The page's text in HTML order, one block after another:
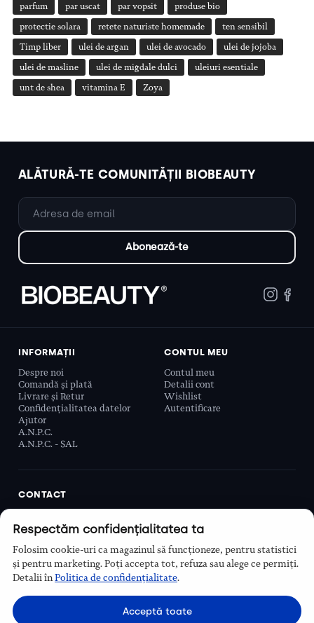
parfum par uscat par vopsit produse bio
protectie solara retete naturiste homemade ten sensibil
Timp liber ulei de argan ulei de avocado ulei de jojoba
ulei de masline ulei de migdale dulci uleiuri esentiale
unt de shea vitamina E Zoya
ALĂTURĂ-TE COMUNITĂȚII BIOBEAUTY
INFORMAȚII
Despre noi
Comandă și plată
Livrare și Retur
Confidențialitatea datelor
Ajutor
A.N.P.C.
A.N.P.C. - SAL
CONTUL MEU
Contul meu
Detalii cont
Wishlist
Autentificare
CONTACT
Sector 6, București, România
Program
Luni–Vineri, 9:00 – 16:00
Respectăm confidențialitatea ta
Folosim cookie-uri ca magazinul să funcționeze, pentru statistici
și pentru marketing. Poți accepta tot, refuza sau alege ce permiți.
Detalii înPolitica de confidențialitate.
Acceptă toate